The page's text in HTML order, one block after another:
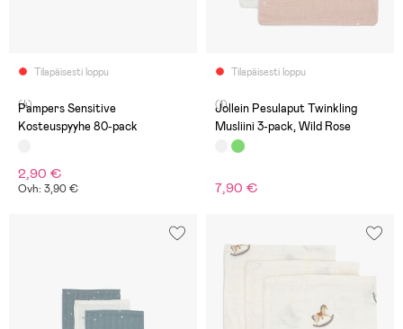
Tilapäisesti loppu
(4)
Pampers Sensitive
Kosteuspyyhe 80-pack
2,90 €
Ovh: 3,90 €
Tilapäisesti loppu
(1)
Jollein Pesulaput Twinkling
Musliini 3-pack, Wild Rose
7,90 €